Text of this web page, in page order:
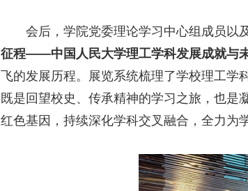
会后，学院党委理论学习中心组成员以
征程——中国人民大学理工学科发展成就与
飞的发展历程。展览系统梳理了学校理工
既是回望校史、传承精神的学习之旅，也是
红色基因，持续深化学科交叉融合，全力为